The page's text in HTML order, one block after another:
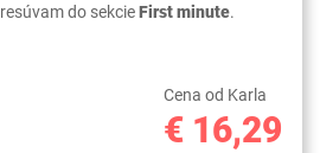
do sekcieFirst minute.
Cena od Karla
€ 16,29